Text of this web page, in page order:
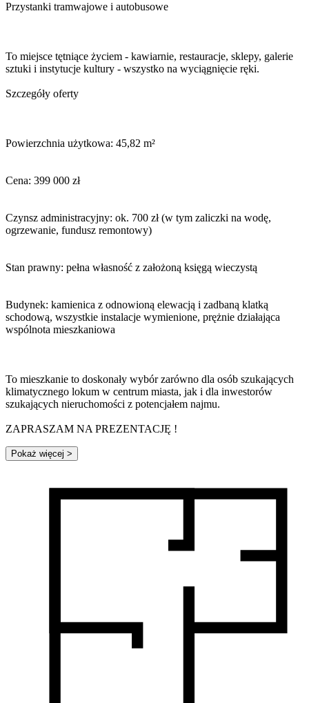
Przystanki tramwajowe i autobusowe
To miejsce tętniące życiem - kawiarnie, restauracje, sklepy, galerie
sztuki i instytucje kultury - wszystko na wyciągnięcie ręki.
Szczegóły oferty
Powierzchnia użytkowa: 45,82 m²
Cena: 399 000 zł
Czynsz administracyjny: ok. 700 zł (w tym zaliczki na wodę,
ogrzewanie, fundusz remontowy)
Stan prawny: pełna własność z założoną księgą wieczystą
Budynek: kamienica z odnowioną elewacją i zadbaną klatką
schodową, wszystkie instalacje wymienione, prężnie działająca
wspólnota mieszkaniowa
To mieszkanie to doskonały wybór zarówno dla osób szukających
klimatycznego lokum w centrum miasta, jak i dla inwestorów
szukających nieruchomości z potencjałem najmu.
ZAPRASZAM NA PREZENTACJĘ !
Pokaż więcej >